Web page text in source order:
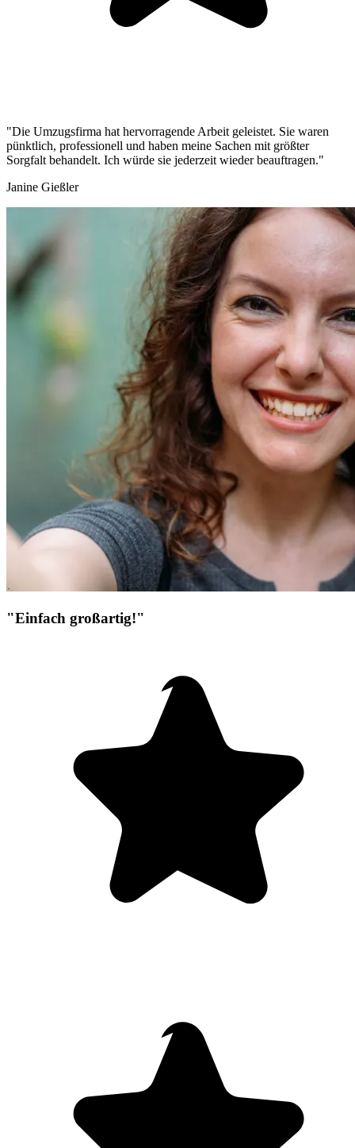
"Die Umzugsfirma hat hervorragende Arbeit geleistet. Sie waren
pünktlich, professionell und haben meine Sachen mit größter
Sorgfalt behandelt. Ich würde sie jederzeit wieder beauftragen."
Janine Gießler
"Einfach großartig!"